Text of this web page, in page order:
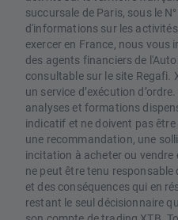
succursale de Paris, sous le
d'informations sur les
exercer en France, nous
des agents financiers de
consultable sur le site Regafi.
un service d’exécution
analyses et formations
indicatif et ne doivent pas
une recommandation, une
incitation à acheter ou
ne peut être tenu
et des conséquences qui en
restant le seul décisionnaire